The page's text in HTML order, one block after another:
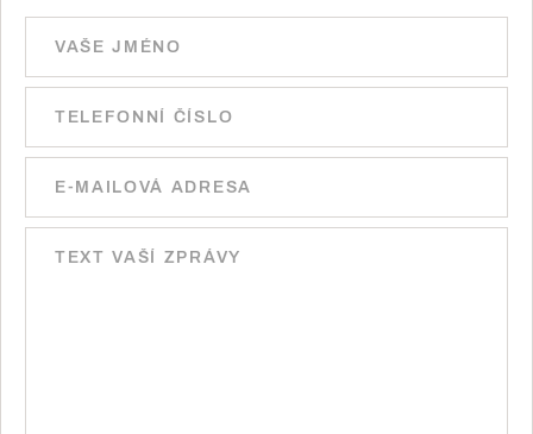
Ponechte toto pole prázdné.